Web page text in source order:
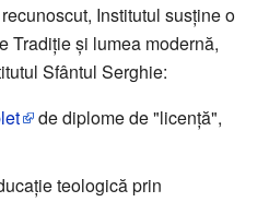
Institutul susține o
Tradiție și lumea modernă,
Sfântul Serghie:
de diplome de "licență",
teologică prin